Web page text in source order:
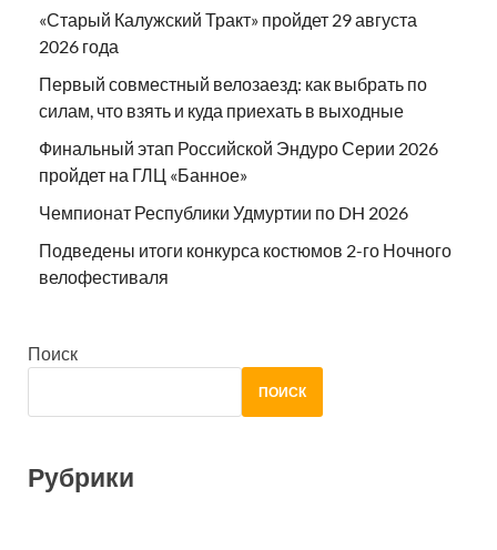
«Старый Калужский Тракт» пройдет 29 августа
2026 года
Первый совместный велозаезд: как выбрать по
силам, что взять и куда приехать в выходные
Финальный этап Российской Эндуро Серии 2026
пройдет на ГЛЦ «Банное»
Чемпионат Республики Удмуртии по DH 2026
Подведены итоги конкурса костюмов 2-го Ночного
велофестиваля
Поиск
ПОИСК
Рубрики